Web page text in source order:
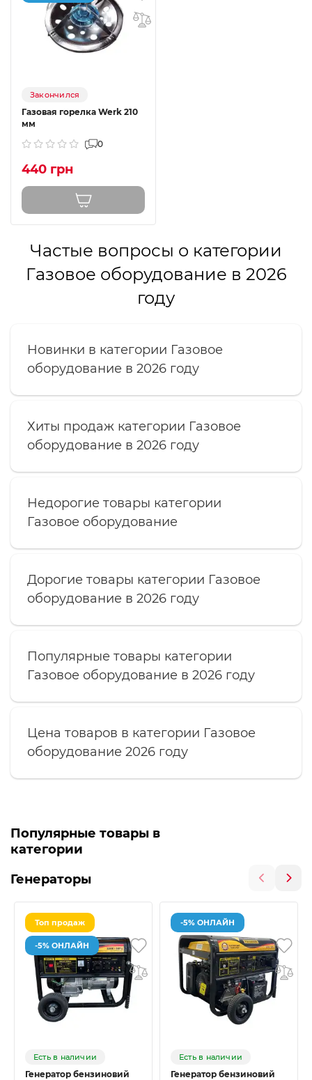
Закончился
Газовая горелка Werk 210
мм
0
440 грн
Частые вопросы о категории
Газовое оборудование в 2026
году
Новинки в категории Газовое
оборудование в 2026 году
Хиты продаж категории Газовое
оборудование в 2026 году
Недорогие товары категории
Газовое оборудование
Дорогие товары категории Газовое
оборудование в 2026 году
Популярные товары категории
Газовое оборудование в 2026 году
Цена товаров в категории Газовое
оборудование 2026 году
Популярные товары в
категории
Генераторы
Топ продаж
-5% ОНЛАЙН
Есть в наличии
Генератор бензиновий
-5% ОНЛАЙН
Есть в наличии
Генератор бензиновий